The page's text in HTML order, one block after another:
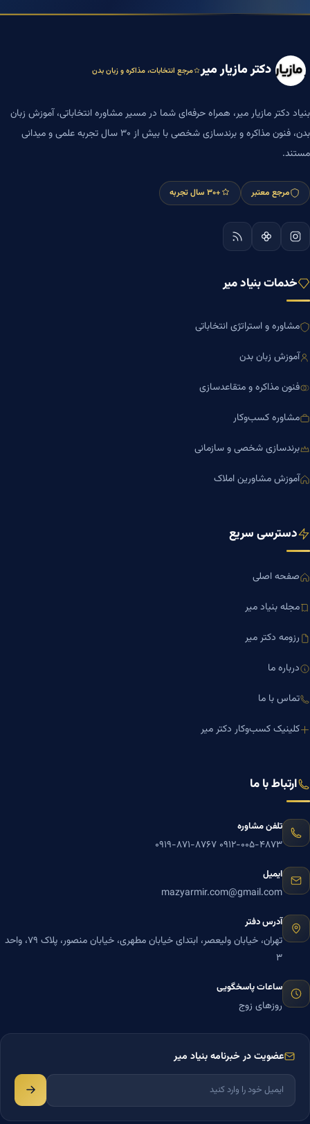
دکتر مازیار میر مرجع انتخابات، مذاکره و زبان بدن
بنیاد دکتر مازیار میر، همراه حرفه‌ای شما در مسیر مشاوره انتخاباتی، آموزش زبان
بدن، فنون مذاکره و برندسازی شخصی با بیش از ۳۰ سال تجربه علمی و میدانی
مستند.
مرجع معتبر +۳۰ سال تجربه
خدمات بنیاد میر
مشاوره و استراتژی انتخاباتی
آموزش زبان بدن
فنون مذاکره و متقاعدسازی
مشاوره کسب‌وکار
برندسازی شخصی و سازمانی
آموزش مشاورین املاک
دسترسی سریع
صفحه اصلی
مجله بنیاد میر
رزومه دکتر میر
درباره ما
تماس با ما
کلینیک کسب‌وکار دکتر میر
ارتباط با ما
تلفن مشاوره
۰۹۱۲-۰۰۵-۴۸۷۳ ۰۹۱۹-۸۷۱-۸۷۶۷
ایمیل
mazyarmir.com@gmail.com
آدرس دفتر
تهران، خیابان ولیعصر، ابتدای خیابان مطهری، خیابان منصور، پلاک ۷۹، واحد
۳
ساعات پاسخگویی
روزهای زوج
عضویت در خبرنامه بنیاد میر